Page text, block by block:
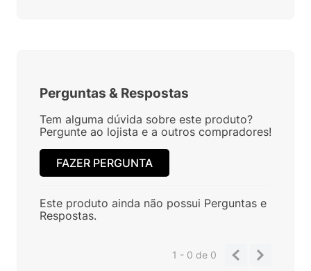
Perguntas & Respostas
Tem alguma dúvida sobre este produto?
Pergunte ao lojista e a outros compradores!
FAZER PERGUNTA
Este produto ainda não possui Perguntas e
Respostas.
1 - 0de 0